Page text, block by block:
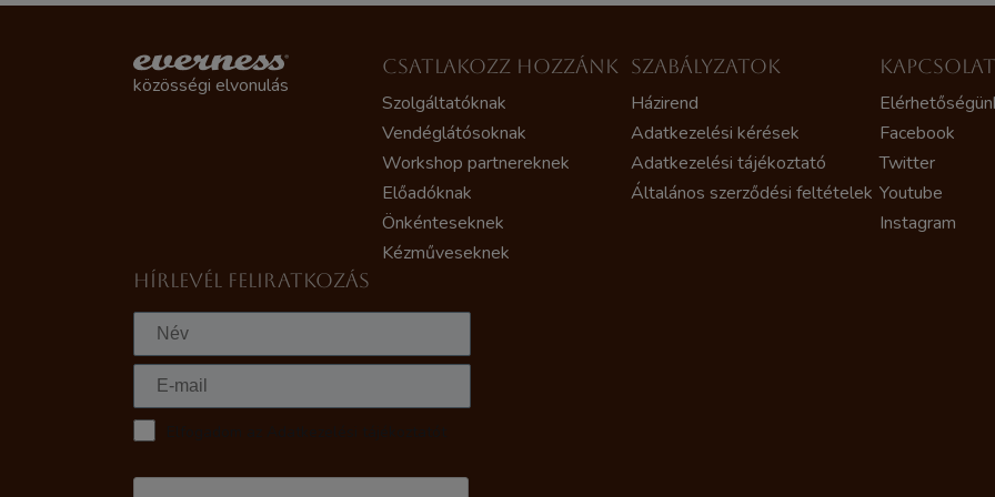
közösségi elvonulás
CSATLAKOZZ HOZZÁNK
Szolgáltatóknak
Vendéglátósoknak
Workshop partnereknek
Előadóknak
Önkénteseknek
Kézműveseknek
SZABÁLYZATOK
Házirend
Adatkezelési kérések
Adatkezelési tájékoztató
Általános szerződési feltételek
KAPCSOLAT
Facebook
Twitter
Youtube
Instagram
HÍRLEVÉL FELIRATKOZÁS